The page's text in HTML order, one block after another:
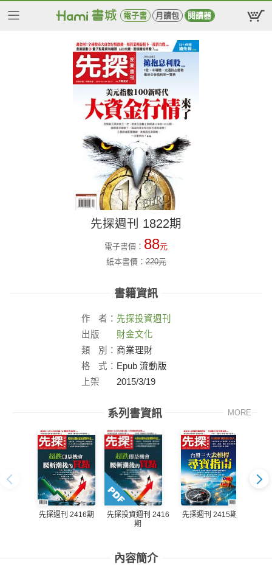
電子書 月讀包 閱讀器
先探週刊 1822期
電子書價： 88元
紙本書價：220元
書籍資訊
作 者： 先探投資週刊
出版
社：
財金文化
類
別： 商業理財
格
式： Epub 流動版
上架
2015/3/19
系列書資訊 MORE
先探週刊 2416期
先探投資週刊 2416
期
先探週刊 2415期
內容簡介